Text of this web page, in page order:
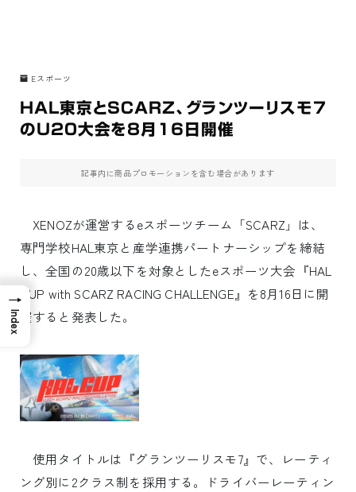
Eスポーツ
HAL東京とSCARZ、グランツーリスモ7
のU20大会を8月16日開催
記事内に商品プロモーションを含む場合があります
XENOZが運営するeスポーツチーム「SCARZ」は、
専門学校HAL東京と産学連携パートナーシップを締結
し、全国の20歳以下を対象としたeスポーツ大会『HAL
CUP with SCARZ RACING CHALLENGE』を8月16日に開
催すると発表した。
使用タイトルは『グランツーリスモ7』で、レーティ
ング別に2クラス制を採用する。ドライバーレーティン
→
Index